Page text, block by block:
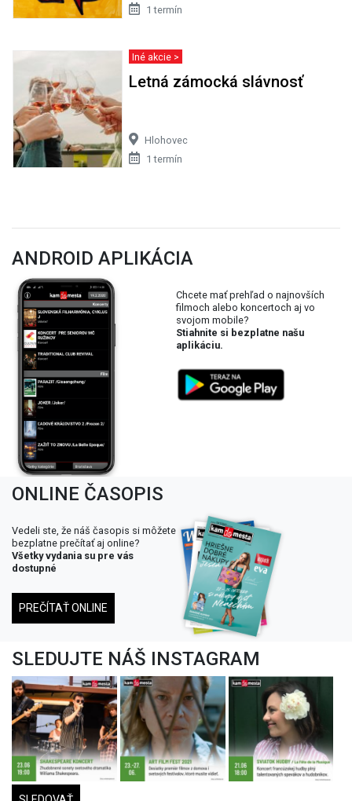
1 termín
Iné akcie >
Letná zámocká slávnosť
Hlohovec
1 termín
ANDROID APLIKÁCIA
Chcete mať prehľad o najnovších
filmoch alebo koncertoch aj vo
svojom mobile?
Stiahnite si bezplatne našu
aplikáciu.
ONLINE ČASOPIS
Vedeli ste, že náš časopis si môžete
bezplatne prečítať aj online?
Všetky vydania su pre vás
dostupné
PREČÍTAŤ ONLINE
SLEDUJTE NÁŠ INSTAGRAM